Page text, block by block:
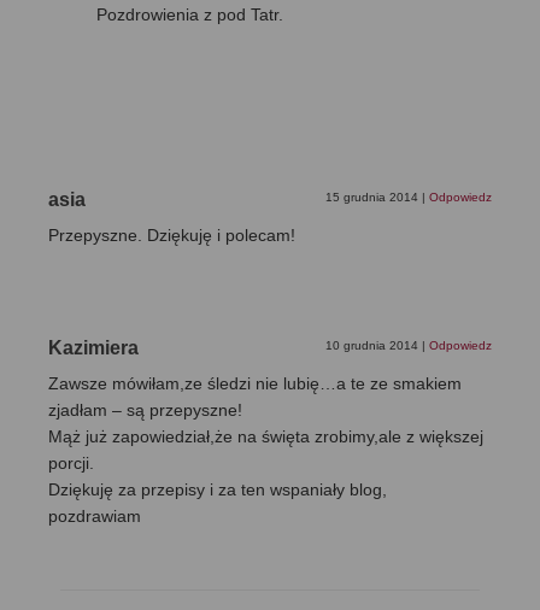
Pozdrowienia z pod Tatr.
asia 15 grudnia 2014 | Odpowiedz
Przepyszne. Dziękuję i polecam!
Kazimiera 10 grudnia 2014 | Odpowiedz
Zawsze mówiłam,ze śledzi nie lubię…a te ze smakiem
zjadłam – są przepyszne!
Mąż już zapowiedział,że na święta zrobimy,ale z większej
porcji.
Dziękuję za przepisy i za ten wspaniały blog,
pozdrawiam